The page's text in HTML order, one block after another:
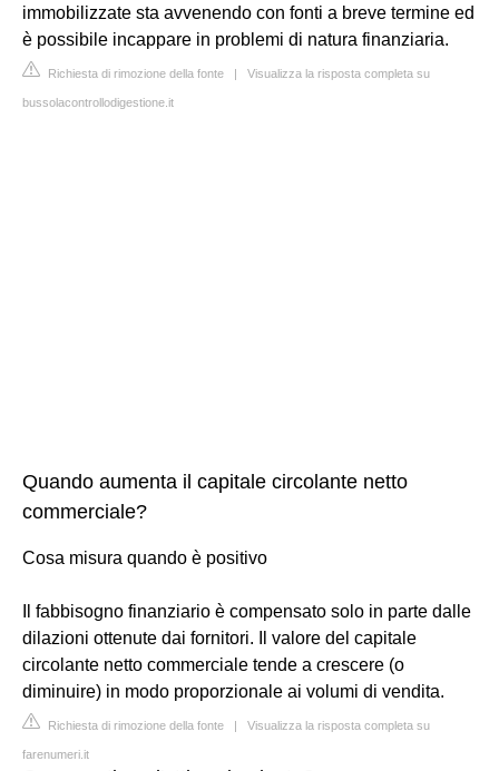
immobilizzate sta avvenendo con fonti a breve termine ed
è possibile incappare in problemi di natura finanziaria.
Richiesta di rimozione della fonte | Visualizza la risposta completa su
bussolacontrollodigestione.it
Quando aumenta il capitale circolante netto
commerciale?
Cosa misura quando è positivo
Il fabbisogno finanziario è compensato solo in parte dalle
dilazioni ottenute dai fornitori. Il valore del capitale
circolante netto commerciale tende a crescere (o
diminuire) in modo proporzionale ai volumi di vendita.
Richiesta di rimozione della fonte | Visualizza la risposta completa su
farenumeri.it